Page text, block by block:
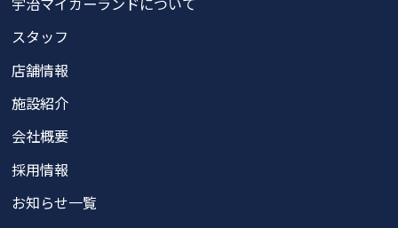
スタッフ
店舗情報
施設紹介
会社概要
採用情報
お知らせ一覧